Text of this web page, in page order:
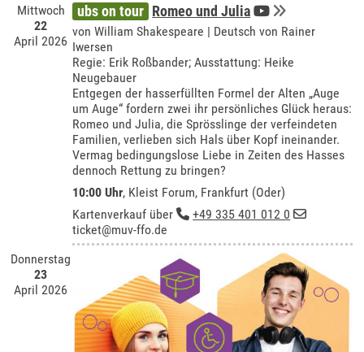
Mittwoch
22
April 2026
ubs on tour Romeo und Julia
von William Shakespeare | Deutsch von Rainer
Iwersen
Regie: Erik Roßbander; Ausstattung: Heike
Neugebauer
Entgegen der hasserfüllten Formel der Alten „Auge
um Auge“ fordern zwei ihr persönliches Glück heraus:
Romeo und Julia, die Sprösslinge der verfeindeten
Familien, verlieben sich Hals über Kopf ineinander.
Vermag bedingungslose Liebe in Zeiten des Hasses
dennoch Rettung zu bringen?
10:00 Uhr, Kleist Forum, Frankfurt (Oder)
Kartenverkauf über
+49 335 401 012 0
ticket@muv-ffo.de
Donnerstag
23
April 2026